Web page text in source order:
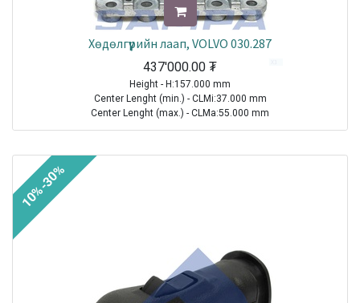
Хөдөлгүүрийн лаап, VOLVO 030.287
437'000.00 ₮
Height - H:157.000 mm
Center Lenght (min.) - CLMi:37.000 mm
Center Lenght (max.) - CLMa:55.000 mm
Thread Size (Min.) - TSMi:M16X2
TRUCK|VOLVO|FH12|1993-2021
10%-30%